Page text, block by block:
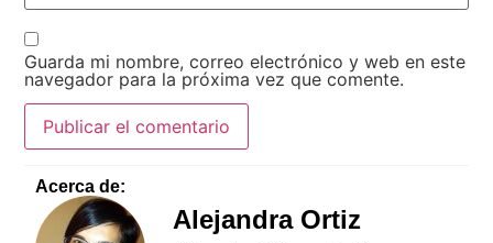
Guarda mi nombre, correo electrónico y web en este
navegador para la próxima vez que comente.
Acerca de:
Alejandra Ortiz